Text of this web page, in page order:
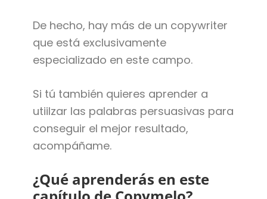
De hecho, hay más de un copywriter
que está exclusivamente
especializado en este campo.
Si tú también quieres aprender a
utiilzar las palabras persuasivas para
conseguir el mejor resultado,
acompáñame.
¿Qué aprenderás en este